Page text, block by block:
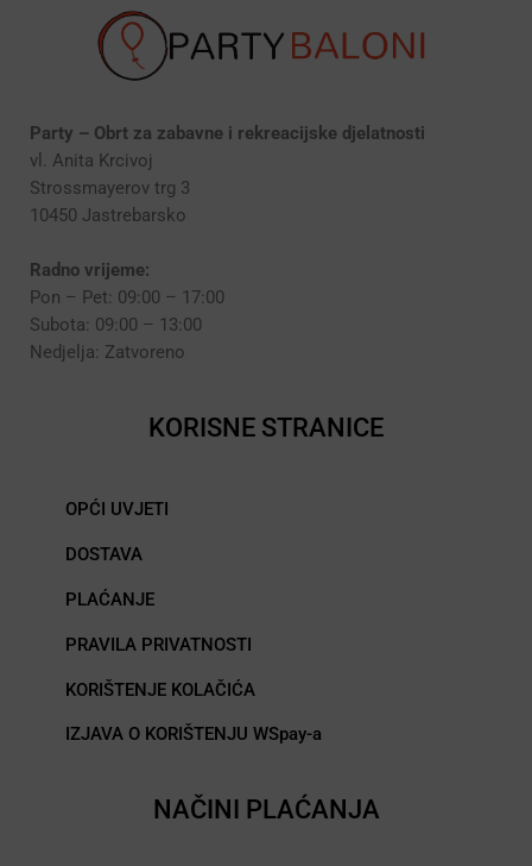
Party – Obrt za zabavne i rekreacijske djelatnosti
vl. Anita Krcivoj
Strossmayerov trg 3
10450 Jastrebarsko
Radno vrijeme:
Pon – Pet: 09:00 – 17:00
Subota: 09:00 – 13:00
Nedjelja: Zatvoreno
KORISNE STRANICE
OPĆI UVJETI
DOSTAVA
PLAĆANJE
PRAVILA PRIVATNOSTI
KORIŠTENJE KOLAČIĆA
IZJAVA O KORIŠTENJU WSpay-a
NAČINI PLAĆANJA